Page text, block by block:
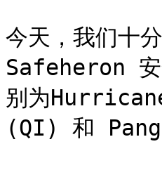
今天，我们十
Safeheron
别为
(QI) 和